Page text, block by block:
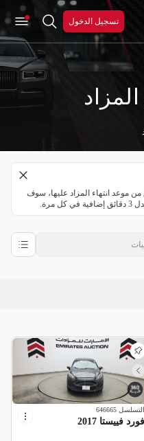
تسجيل الدخول
على أي مركبة فى آخر 3 دقائق من موعد انتهاء المزاد عليها، سوف
التسلسل 646665
فورد فييستا 2017